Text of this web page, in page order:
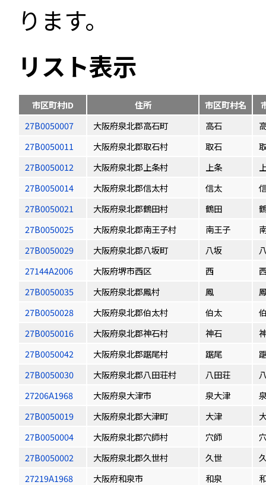
ります。
リスト表示
市区町村ID 住所 市区町村名
27B0050007
大阪府泉北郡高石町 高石
27B0050011
大阪府泉北郡取石村 取石
27B0050012
大阪府泉北郡上条村 上条
27B0050014
大阪府泉北郡信太村 信太
27B0050021
大阪府泉北郡鶴田村 鶴田
27B0050025
大阪府泉北郡南王子村 南王子
27B0050029
大阪府泉北郡八坂町 八坂
27144A2006
大阪府堺市西区 西
27B0050035
大阪府泉北郡鳳村 鳳
27B0050028
大阪府泉北郡伯太村 伯太
27B0050016
大阪府泉北郡神石村 神石
27B0050042
大阪府泉北郡踞尾村 踞尾
27B0050030
大阪府泉北郡八田荘村 八田荘
27206A1968
大阪府泉大津市 泉大津
27B0050019
大阪府泉北郡大津町 大津
27B0050004
大阪府泉北郡穴師村 穴師
27B0050002
大阪府泉北郡久世村 久世
27219A1968
大阪府和泉市 和泉